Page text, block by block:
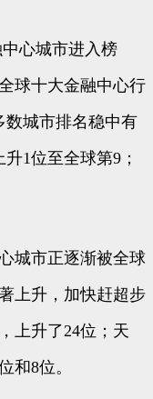
心城市进入榜
球十大金融中心行
数城市排名稳中有
1位至全球第9；
城市正逐渐被全球
上升，加快赶超步
上升了24位；天
和8位。